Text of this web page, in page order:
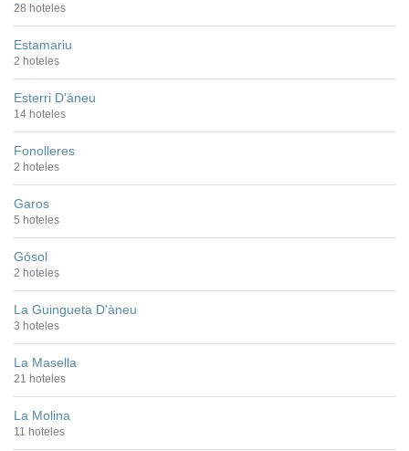
28 hoteles
Estamariu
2 hoteles
Esterri D'áneu
14 hoteles
Fonolleres
2 hoteles
Garos
5 hoteles
Gósol
2 hoteles
La Guingueta D'àneu
3 hoteles
La Masella
21 hoteles
La Molina
11 hoteles